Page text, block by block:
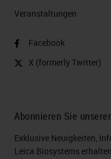
Veranstaltungen
Facebook
X (formerly Twitter)
Abonnieren Sie
Exklusive Neuigkeiten,
Leica Biosystems erhalten